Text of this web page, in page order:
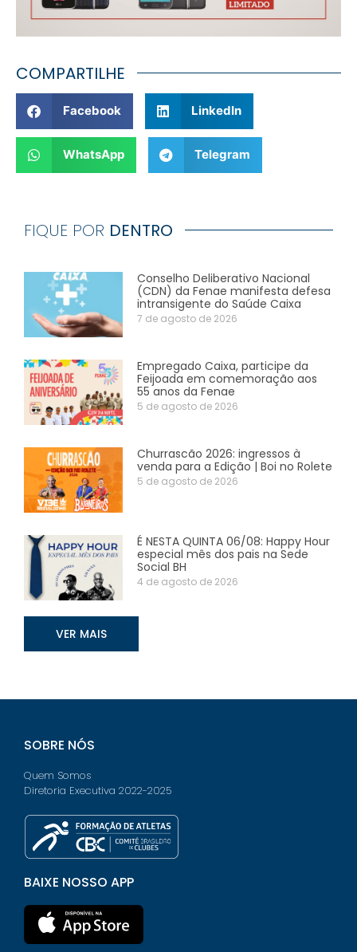
COMPARTILHE
Facebook LinkedIn
WhatsApp Telegram
FIQUE POR DENTRO
Conselho Deliberativo Nacional
(CDN) da Fenae manifesta defesa
intransigente do Saúde Caixa
7 de agosto de 2026
Empregado Caixa, participe da
Feijoada em comemoração aos
55 anos da Fenae
5 de agosto de 2026
Churrascão 2026: ingressos à
venda para a Edição | Boi no Rolete
5 de agosto de 2026
É NESTA QUINTA 06/08: Happy Hour
especial mês dos pais na Sede
Social BH
4 de agosto de 2026
VER MAIS
SOBRE NÓS
Quem Somos
Diretoria Executiva 2022-2025
BAIXE NOSSO APP